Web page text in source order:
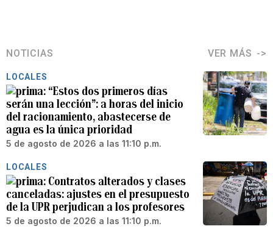
NOTICIAS VER MÁS
LOCALES
“Estos dos primeros días
serán una lección”: a horas del inicio
del racionamiento, abastecerse de
agua es la única prioridad
5 de agosto de 2026 a las 11:10 p.m.
LOCALES
Contratos alterados y clases
canceladas: ajustes en el presupuesto
de la UPR perjudican a los profesores
5 de agosto de 2026 a las 11:10 p.m.